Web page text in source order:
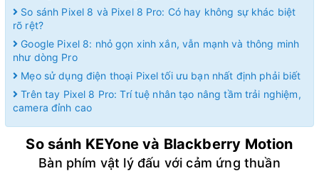
So sánh Pixel 8 và Pixel 8 Pro: Có hay không sự khác biệt
rõ rệt?
Google Pixel 8: nhỏ gọn xinh xắn, vẫn mạnh và thông minh
như dòng Pro
Mẹo sử dụng điện thoại Pixel tối ưu bạn nhất định phải biết
Trên tay Pixel 8 Pro: Trí tuệ nhân tạo nâng tầm trải nghiệm,
camera đỉnh cao
So sánh KEYone và Blackberry Motion
Bàn phím vật lý đấu với cảm ứng thuần